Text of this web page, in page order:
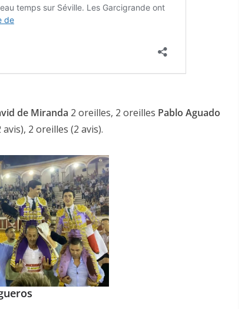
de Miranda 2 oreilles, 2 oreilles Pablo Aguado
2 oreilles (2 avis).